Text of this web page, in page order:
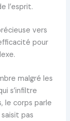
l’esprit.
vers
pour
malgré les
s’infiltre
le corps parle
pas